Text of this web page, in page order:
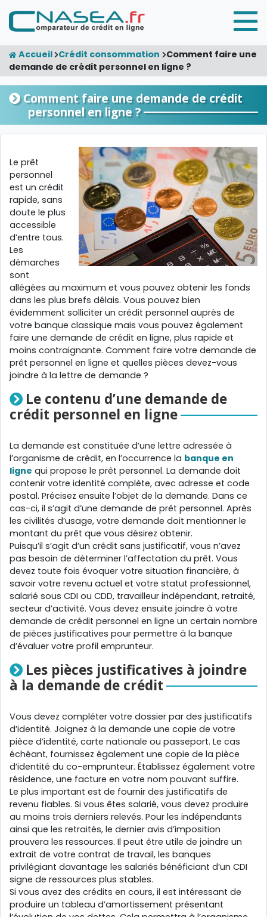
Accueil Crédit consommation
Comment faire une
demande de crédit personnel en ligne ?
Comment faire une demande de crédit
personnel en ligne ?
Le prêt
personnel
est un crédit
rapide, sans
doute le plus
accessible
d’entre tous.
Les
démarches
sont
allégées au maximum et vous pouvez obtenir les fonds
dans les plus brefs délais. Vous pouvez bien
évidemment solliciter un crédit personnel auprès de
votre banque classique mais vous pouvez également
faire une demande de crédit en ligne, plus rapide et
moins contraignante. Comment faire votre demande de
prêt personnel en ligne et quelles pièces devez-vous
joindre à la lettre de demande ?
Le contenu d’une demande de
crédit personnel en ligne
La demande est constituée d’une lettre adressée à
l’organisme de crédit, en l’occurrence la banque en
ligne qui propose le prêt personnel. La demande doit
contenir votre identité complète, avec adresse et code
postal. Précisez ensuite l’objet de la demande. Dans ce
cas-ci, il s’agit d’une demande de prêt personnel. Après
les civilités d’usage, votre demande doit mentionner le
montant du prêt que vous désirez obtenir.
Puisqu’il s’agit d’un crédit sans justificatif, vous n’avez
pas besoin de déterminer l’affectation du prêt. Vous
devez toute fois évoquer votre situation financière, à
savoir votre revenu actuel et votre statut professionnel,
salarié sous CDI ou CDD, travailleur indépendant, retraité,
secteur d’activité. Vous devez ensuite joindre à votre
demande de crédit personnel en ligne un certain nombre
de pièces justificatives pour permettre à la banque
d’évaluer votre profil emprunteur.
Les pièces justificatives à joindre
à la demande de crédit
Vous devez compléter votre dossier par des justificatifs
d’identité. Joignez à la demande une copie de votre
pièce d’identité, carte nationale ou passeport. Le cas
échéant, fournissez également une copie de la pièce
d’identité du co-emprunteur. Établissez également votre
résidence, une facture en votre nom pouvant suffire.
Le plus important est de fournir des justificatifs de
revenu fiables. Si vous êtes salarié, vous devez produire
au moins trois derniers relevés. Pour les indépendants
ainsi que les retraités, le dernier avis d’imposition
prouvera les ressources. Il peut être utile de joindre un
extrait de votre contrat de travail, les banques
privilégiant davantage les salariés bénéficiant d’un CDI
signe de ressources plus stables.
Si vous avez des crédits en cours, il est intéressant de
produire un tableau d’amortissement présentant